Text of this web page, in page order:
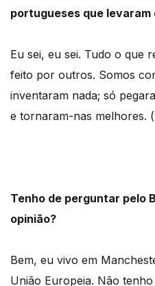
portugueses que
Eu sei, eu sei. Tudo o que
feito por outros. Somos
inventaram nada; só
e tornaram-nas melhores.
Tenho de perguntar pelo
opinião?
Bem, eu vivo em
União Europeia. Não